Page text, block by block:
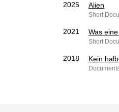
2025
Alien
Short
2021 Was
Short
2018 Kein